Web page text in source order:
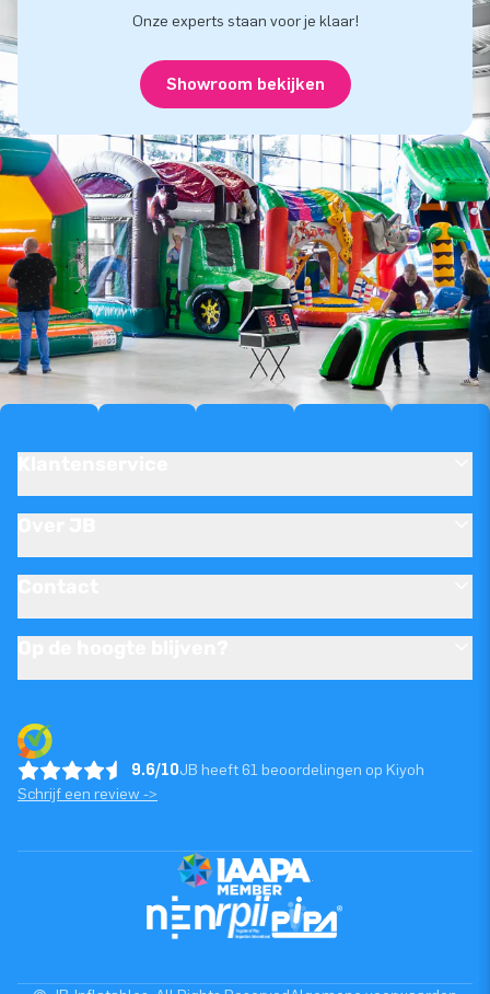
Onze experts staan voor je klaar!
Showroom bekijken
9.6/10JB heeft 61 beoordelingen op Kiyoh
Schrijf een review ->